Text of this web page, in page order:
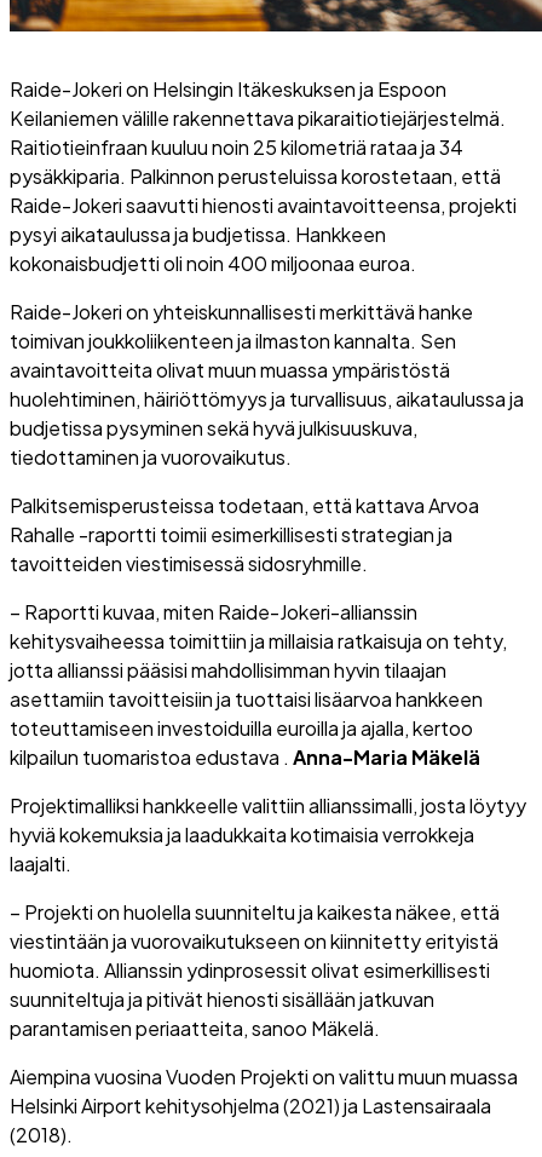
Raide-Jokeri on Helsingin Itäkeskuksen ja Espoon
Keilaniemen välille rakennettava pikaraitiotiejärjestelmä.
Raitiotieinfraan kuuluu noin 25 kilometriä rataa ja 34
pysäkkiparia. Palkinnon perusteluissa korostetaan, että
Raide-Jokeri saavutti hienosti avaintavoitteensa, projekti
pysyi aikataulussa ja budjetissa. Hankkeen
kokonaisbudjetti oli noin 400 miljoonaa euroa.
Raide-Jokeri on yhteiskunnallisesti merkittävä hanke
toimivan joukkoliikenteen ja ilmaston kannalta. Sen
avaintavoitteita olivat muun muassa ympäristöstä
huolehtiminen, häiriöttömyys ja turvallisuus, aikataulussa ja
budjetissa pysyminen sekä hyvä julkisuuskuva,
tiedottaminen ja vuorovaikutus.
Palkitsemisperusteissa todetaan, että kattava Arvoa
Rahalle -raportti toimii esimerkillisesti strategian ja
tavoitteiden viestimisessä sidosryhmille.
– Raportti kuvaa, miten Raide-Jokeri-allianssin
kehitysvaiheessa toimittiin ja millaisia ratkaisuja on tehty,
jotta allianssi pääsisi mahdollisimman hyvin tilaajan
asettamiin tavoitteisiin ja tuottaisi lisäarvoa hankkeen
toteuttamiseen investoiduilla euroilla ja ajalla, kertoo
kilpailun tuomaristoa edustava . Anna-Maria Mäkelä
Projektimalliksi hankkeelle valittiin allianssimalli, josta löytyy
hyviä kokemuksia ja laadukkaita kotimaisia verrokkeja
laajalti.
– Projekti on huolella suunniteltu ja kaikesta näkee, että
viestintään ja vuorovaikutukseen on kiinnitetty erityistä
huomiota. Allianssin ydinprosessit olivat esimerkillisesti
suunniteltuja ja pitivät hienosti sisällään jatkuvan
parantamisen periaatteita, sanoo Mäkelä.
Aiempina vuosina Vuoden Projekti on valittu muun muassa
Helsinki Airport kehitysohjelma (2021) ja Lastensairaala
(2018).